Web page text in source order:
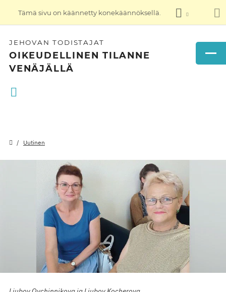
Tämä sivu on käännetty konekäännöksellä.
JEHOVAN TODISTAJAT
OIKEUDELLINEN TILANNE
VENÄJÄLLÄ
Uutinen